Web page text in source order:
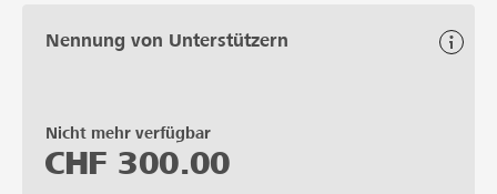
Nennung von Unterstützern
Nicht mehr verfügbar
CHF 300.00